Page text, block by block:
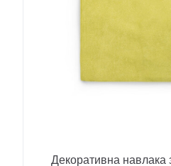
Декоративна навлака